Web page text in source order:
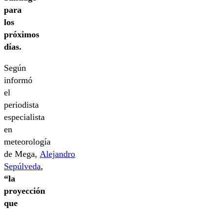
para
los
próximos
días.
Según
informó
el
periodista
especialista
en
meteorología
de Mega, Alejandro
Sepúlveda,
“la
proyección
que